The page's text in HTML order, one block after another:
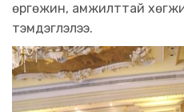
өргөжин, амжилттай
тэмдэглэлээ.